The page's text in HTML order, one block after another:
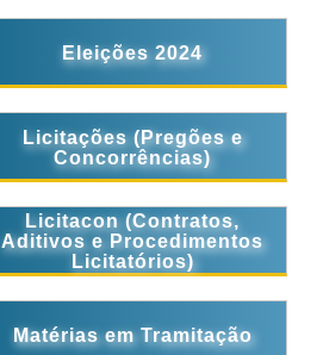
Eleições 2024
Licitações (Pregões e
Concorrências)
Licitacon (Contratos,
Aditivos e Procedimentos
Licitatórios)
Matérias em Tramitação